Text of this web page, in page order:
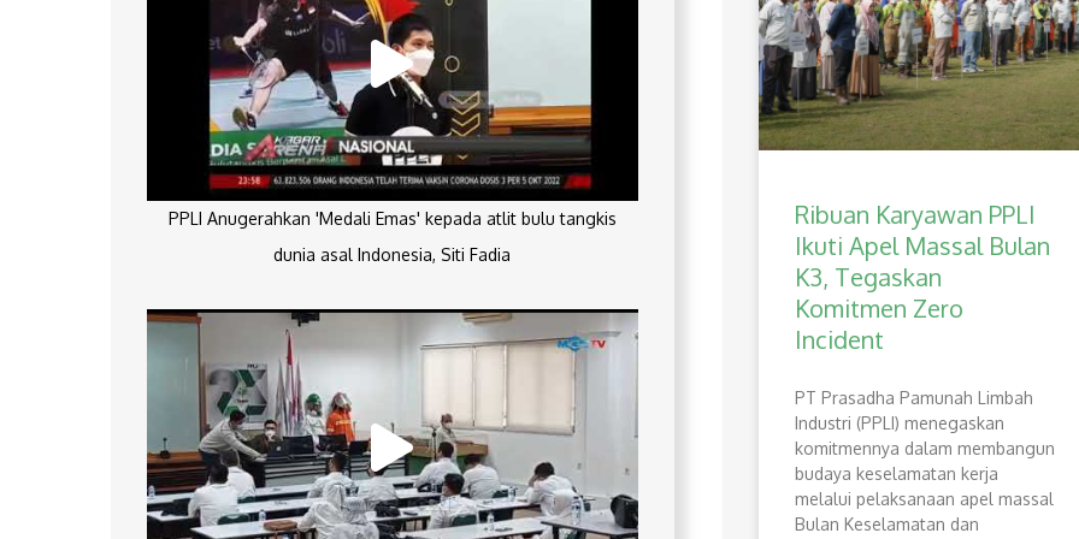
PPLI Anugerahkan 'Medali Emas' kepada atlit bulu tangkis
dunia asal Indonesia, Siti Fadia
Ribuan Karyawan PPLI
Ikuti Apel Massal Bulan
K3, Tegaskan
Komitmen Zero
Incident
PT Prasadha Pamunah Limbah
Industri (PPLI) menegaskan
komitmennya dalam membangun
budaya keselamatan kerja
melalui pelaksanaan apel massal
Bulan Keselamatan dan